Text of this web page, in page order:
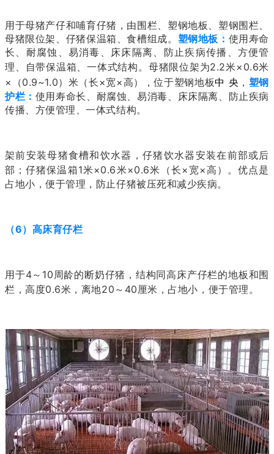
用于母猪产仔和哺育仔猪，由围栏、塑钢地板、塑钢围栏、
母猪限位架、仔猪保温箱、食槽组成。 塑钢地板： 使用寿命
长、耐腐蚀、易消毒、床床隔离、防止疾病传播、方便管
理、自带保温箱、一体式结构。母猪限位架为2.2米×0.6米
×（0.9~1.0） 米 （长×宽×高），位于塑钢地板中 央 ， 塑钢
护栏： 使用寿命长、耐腐蚀、易消毒、床床隔离、防止疾病
传播、方便管理、一体式结构。
架前安装母猪食槽和饮水器，仔猪饮水器安装在前部或后
部；仔猪保温箱1米×0.6米×0.6米
（长×宽×高）。优点是
占地小，便于管理，防止仔猪被压死和减少疾病。
（6）高床育仔栏
用于4～10周龄的断奶仔猪，结构同高床产仔栏的地板和围
栏，高度0.6米 ，离地20～40厘米，占地小，便于管理。